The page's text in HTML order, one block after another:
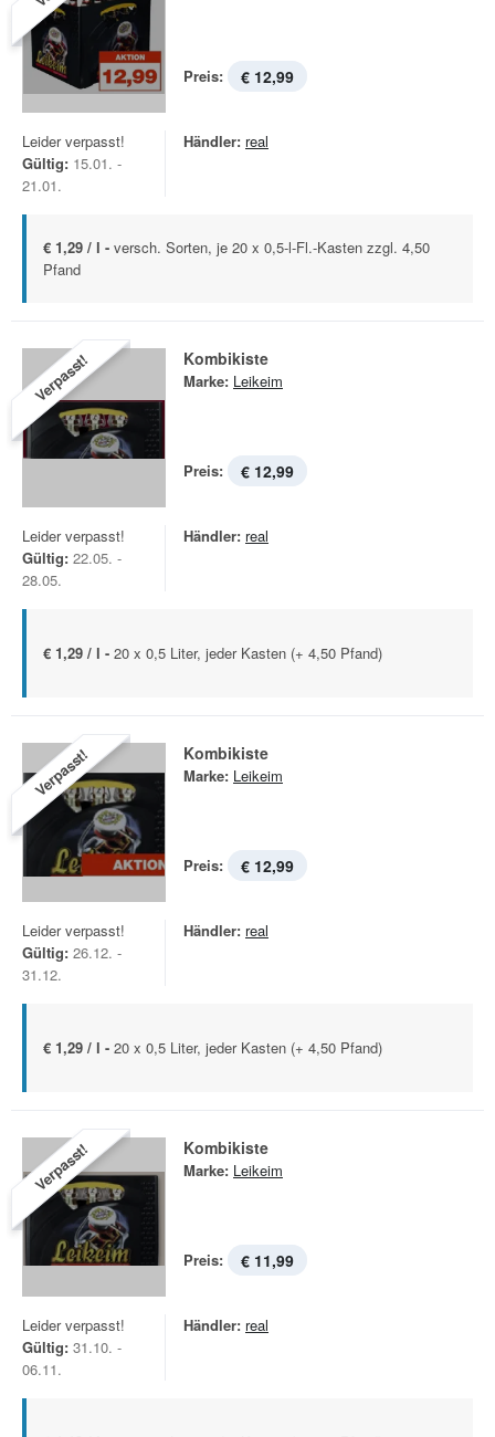
Preis: € 12,99
Leider verpasst!
Gültig: 15.01. -
21.01.
Händler: real
€ 1,29 / l - versch. Sorten, je 20 x 0,5-l-Fl.-Kasten zzgl. 4,50
Pfand
Verpasst! Kombikiste
Marke: Leikeim
Preis: € 12,99
Leider verpasst!
Gültig: 22.05. -
28.05.
Händler: real
€ 1,29 / l - 20 x 0,5 Liter, jeder Kasten (+ 4,50 Pfand)
Verpasst! Kombikiste
Marke: Leikeim
Preis: € 12,99
Leider verpasst!
Gültig: 26.12. -
31.12.
Händler: real
€ 1,29 / l - 20 x 0,5 Liter, jeder Kasten (+ 4,50 Pfand)
Verpasst! Kombikiste
Marke: Leikeim
Preis: € 11,99
Leider verpasst!
Gültig: 31.10. -
06.11.
Händler: real